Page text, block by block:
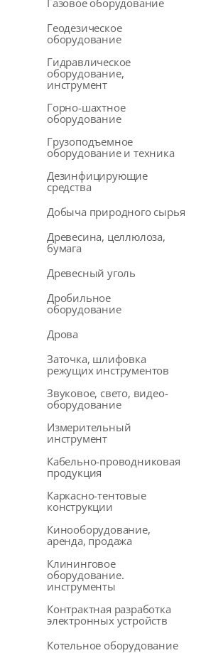
Газовое оборудование
Геодезическое
оборудование
Гидравлическое
оборудование,
инструмент
Горно-шахтное
оборудование
Грузоподъемное
оборудование и техника
Дезинфицирующие
средства
Добыча природного сырья
Древесина, целлюлоза,
бумага
Древесный уголь
Дробильное
оборудование
Дрова
Заточка, шлифовка
режущих инструментов
Звуковое, свето, видео-
оборудование
Измерительный
инструмент
Кабельно-проводниковая
продукция
Каркасно-тентовые
конструкции
Кинооборудование,
аренда, продажа
Клининговое
оборудование.
инструменты
Контрактная разработка
электронных устройств
Котельное оборудование